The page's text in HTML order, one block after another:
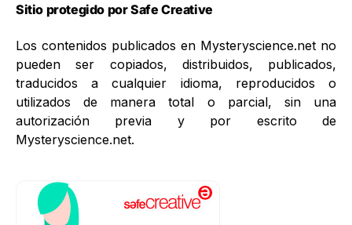
Sitio protegido por Safe Creative
Los contenidos publicados en Mysteryscience.net no
pueden ser copiados, distribuidos, publicados,
traducidos a cualquier idioma, reproducidos o
utilizados de manera total o parcial, sin una
autorización previa y por escrito de
Mysteryscience.net.